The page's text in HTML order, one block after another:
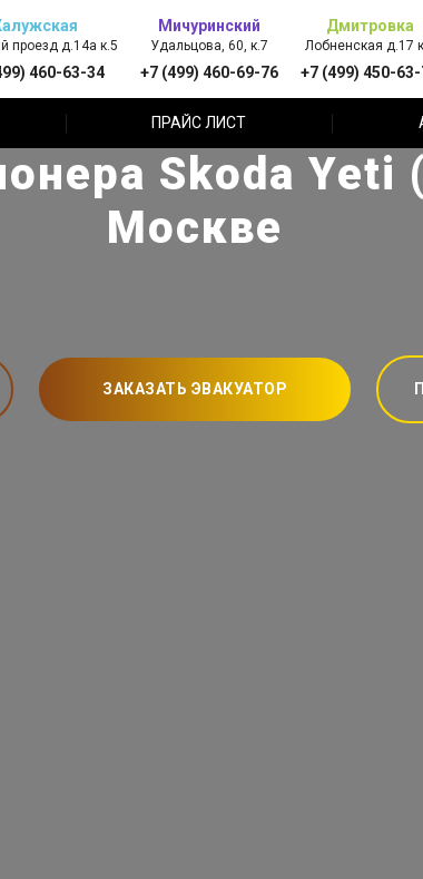
проезд д.14а к.5
460-63-34
Мичуринский
Удальцова, 60, к.7
+7 (499) 460-69-76
Дмитровка
Лобненская д.17
+7 (499) 450-
ПРАЙС ЛИСТ
Skoda
Москве
ЗАКАЗАТЬ ЭВАКУАТОР